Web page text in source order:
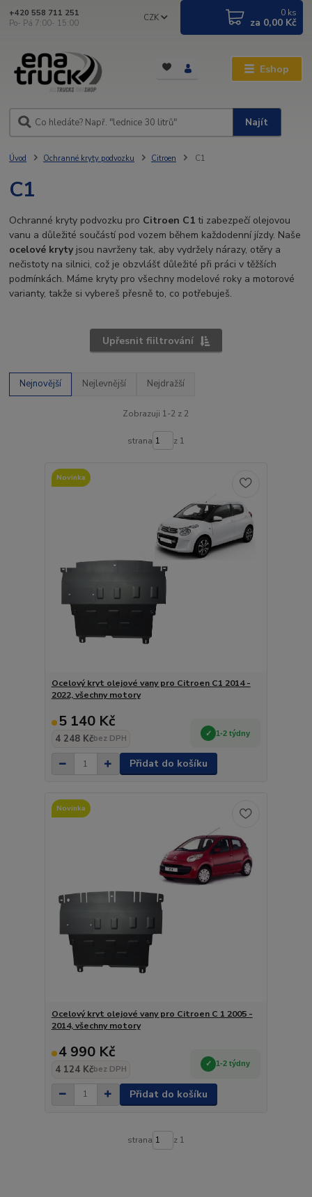
Eshop
CZK
Najít
+420 558 711 251
Po- Pá 7:00- 15:00
0 ks
za 0,00 Kč
Úvod Ochranné kryty podvozku Citroen C1
C1
Ochranné kryty podvozku pro Citroen C1 ti zabezpečí olejovou
vanu a důležité součástí pod vozem během každodenní jízdy. Naše
ocelové krytyjsou navrženy tak, aby vydržely nárazy, otěry a
nečistoty na silnici, což je obzvlášť důležité při práci v těžších
podmínkách. Máme kryty pro všechny modelové roky a motorové
varianty, takže si vybereš přesně to, co potřebuješ.
Upřesnit fiiltrování
Nejnovější Nejlevnější Nejdražší
Zobrazuji 1-2 z 2
strana z 1
Novinka
Ocelový kryt olejové vany pro Citroen C1 2014 -
2022, všechny motory
5 140 Kč
4 248 Kčbez DPH
1-2 týdny
Přidat do košíku
Novinka
Ocelový kryt olejové vany pro Citroen C 1 2005 -
2014, všechny motory
4 990 Kč
4 124 Kčbez DPH
1-2 týdny
Přidat do košíku
strana z 1